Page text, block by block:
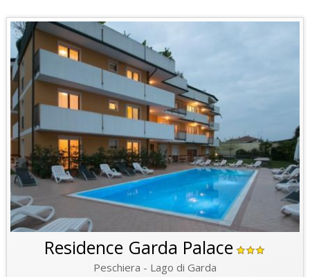
Residence Garda Palace
Peschiera - Lago di Garda